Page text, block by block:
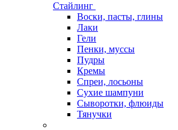
Стайлинг
Воски, пасты, глины
Лаки
Гели
Пенки, муссы
Пудры
Кремы
Спреи, лосьоны
Сухие шампуни
Сыворотки, флюиды
Тянучки